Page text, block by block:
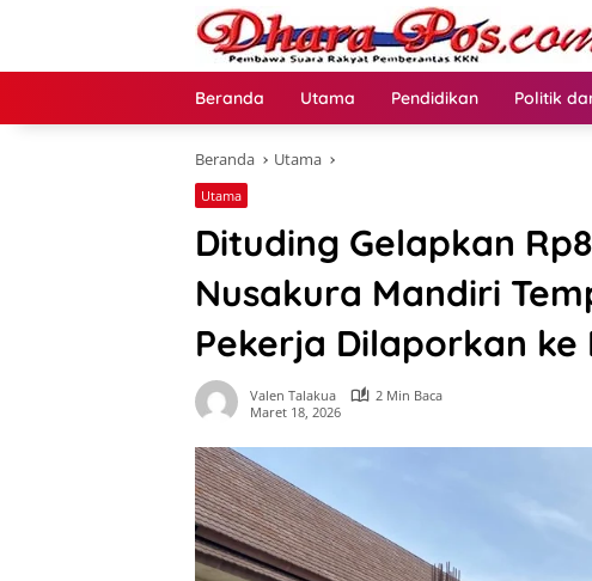
Beranda Utama Pendidikan Politik
Beranda Utama
Utama
Dituding Gelapkan
Nusakura Mandiri
Pekerja Dilaporkan ke
Valen Talakua
2 Min Baca
Maret 18, 2026